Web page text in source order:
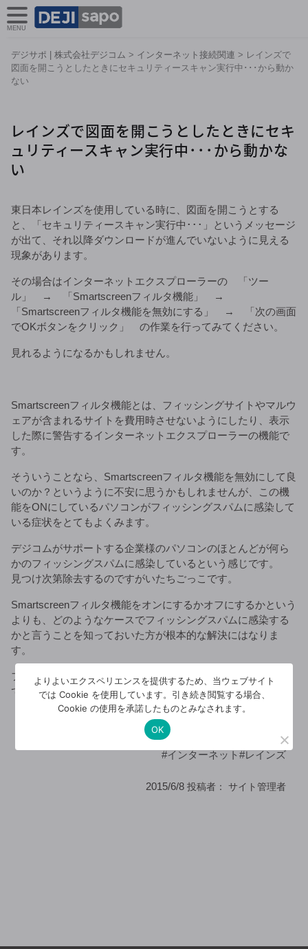
デジサポ | 株式会社デジコム > インターネット接続関連 > レインズで
図面を開こうとしたときにセキュリティースキャン実行中･･･から動か
ない
レインズで図面を開こうとしたときにセキ
ュリティースキャン実行中･･･から動かな
い
東日本レインズを使用している時に、図面を開こうとする
と、「セキュリティースキャン実行中･･･」というメッセージ
が出て、それ以降ダウンロードが進んでいないように見える
現象があります。
その場合はインターネットエクスプローラーの 「ツー
ル」 → 「Smartscreenフィルタ機能」 →
「Smartscreenフィルタ機能を無効にする」 → 「次の画面
でOKボタンをクリック」 の作業を行ってみてください。
見れるようになるかもしれません。
Smartscreenフィルタ機能とは、フィッシングサイトやマルウ
ェアが含まれるサイトを費用時させないようにしたり、表示
した際に警告するインターネットエクスプローラーの機能で
す。
そういうことなら、Smartscreenフィルタ機能を無効にして良
いのか？というように不安に思うかもしれませんが、この機
能をONにしているパソコンがフィッシングスパムに感染して
いる症状をとてもよくみます。
デジコムがサポートする企業様のパソコンのほとんどが何ら
かのフィッシングスパムに感染しているという感じです。
見つけ次第除去するのですがいたちごっこです。
Smartscreenフィルタ機能をオンにするかオフにするかという
よりも、どのようなケースでフィッシングスパムに感染する
かと言うことを知っておいた方が根本的な解決にはなりま
す。
フィッシングスパムにやられてしまうパターンを今度掲載し
ておきます。
Posted in：
インターネット接続関連
#インターネット #レインズ
2015/6/8 投稿者： サイト管理者
MENU
よりよいエクスペリエンスを提供するため、当ウェブサイト
では Cookie を使用しています。引き続き閲覧する場合、
Cookie の使用を承諾したものとみなされます。
OK